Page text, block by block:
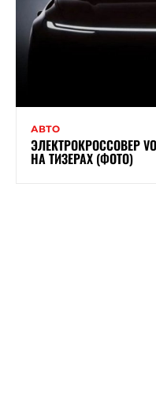
АВТО
ЭЛЕКТРОКРОССОВЕР
НА ТИЗЕРАХ (ФОТО)